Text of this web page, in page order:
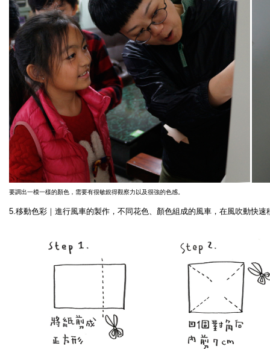
要調出一模一樣的顏色，需要有很敏銳得觀察力以及很強的色感。
5.移動色彩｜進行風車的製作 ， 不同花色、顏色組成的風車，在風吹動快